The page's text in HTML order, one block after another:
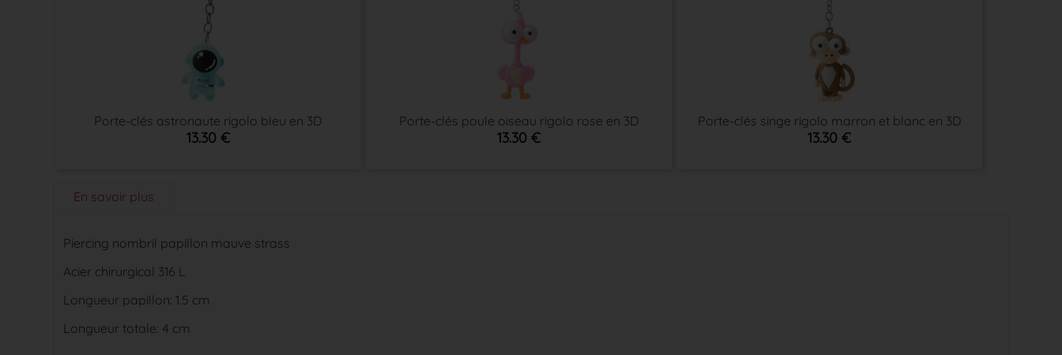
Porte-clés astronaute rigolo bleu en 3D
13.30 €
Porte-clés poule oiseau rigolo rose en 3D
13.30 €
Porte-clés singe rigolo marron et blanc en 3D
13.30 €
En savoir plus
Piercing nombril papillon mauve strass
Acier chirurgical 316 L
Longueur papillon: 1.5 cm
Longueur totale: 4 cm